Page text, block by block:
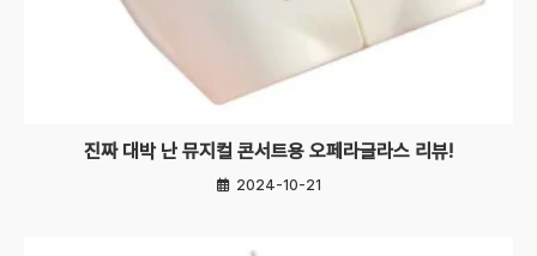
진짜 대박 난 뮤지컬 콘서트용 오페라글라스 리뷰!
2024-10-21